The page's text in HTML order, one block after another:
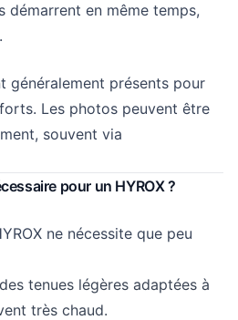
démarrent en même temps,
généralement présents pour
Les photos peuvent être
souvent via
pour un HYROX ?
ne nécessite que peu
tenues légères adaptées à
très chaud.